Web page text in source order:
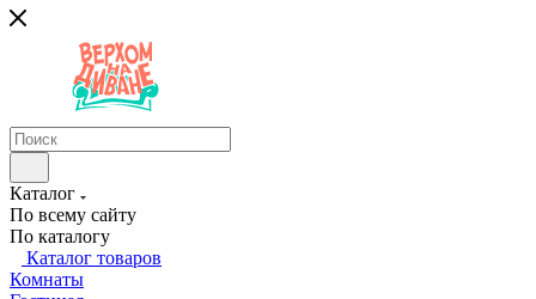
Каталог
По всему сайту
По каталогу
Каталог товаров
Комнаты